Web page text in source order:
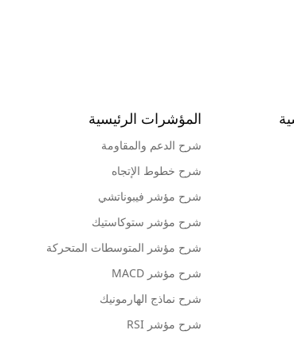
المؤشرات الرئيسية
شرح الدعم والمقاومة
شرح خطوط الإتجاه
شرح مؤشر فيبوناتشي
شرح مؤشر ستوكاستيك
شرح مؤشر المتوسطات المتحركة
شرح مؤشر MACD
شرح نماذج الهارمونيك
شرح مؤشر RSI